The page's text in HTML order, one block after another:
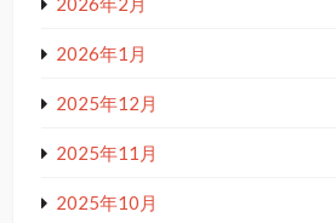
2026年1月
2025年12月
2025年11月
2025年10月